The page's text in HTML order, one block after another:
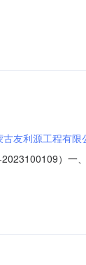
工产品贸易中
古友利源工程有限
）